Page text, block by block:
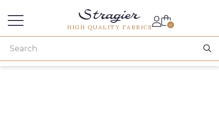
HIGH QUALITY FABRICS 0